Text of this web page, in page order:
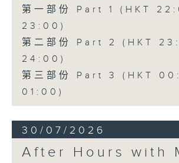
第一部份 Part 1 (HKT
23:00)
第二部份 Part 2 (HKT
24:00)
第三部份 Part 3 (HKT
01:00)
30/07/2026
After Hours with